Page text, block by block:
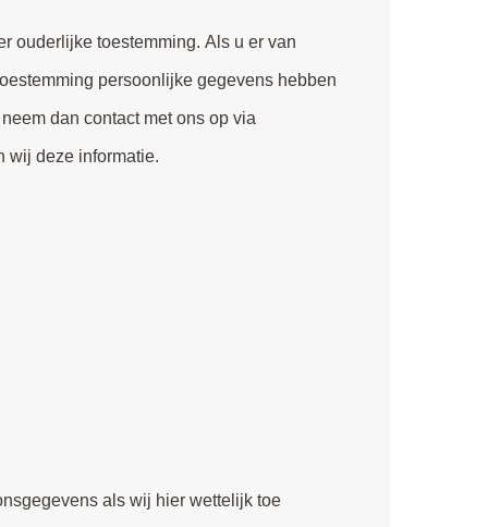
wij deze informatie.
als wij hier wettelijk toe